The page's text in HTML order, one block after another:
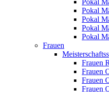
Pokal
Pokal
Pokal
Pokal
Pokal
Frauen
Frauen
Frauen
Frauen
Frauen